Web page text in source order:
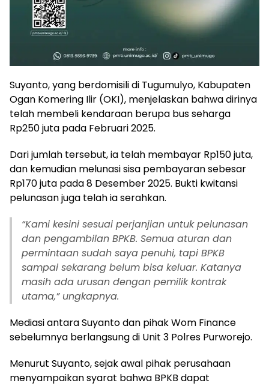
Suyanto, yang berdomisili di Tugumulyo, Kabupaten
Ogan Komering Ilir (OKI), menjelaskan bahwa dirinya
telah membeli kendaraan berupa bus seharga
Rp250 juta pada Februari 2025.
Dari jumlah tersebut, ia telah membayar Rp150 juta,
dan kemudian melunasi sisa pembayaran sebesar
Rp170 juta pada 8 Desember 2025. Bukti kwitansi
pelunasan juga telah ia serahkan.
“Kami kesini sesuai perjanjian untuk pelunasan
dan pengambilan BPKB. Semua aturan dan
permintaan sudah saya penuhi, tapi BPKB
sampai sekarang belum bisa keluar. Katanya
masih ada urusan dengan pemilik kontrak
utama,” ungkapnya.
Mediasi antara Suyanto dan pihak Wom Finance
sebelumnya berlangsung di Unit 3 Polres Purworejo.
Menurut Suyanto, sejak awal pihak perusahaan
menyampaikan syarat bahwa BPKB dapat